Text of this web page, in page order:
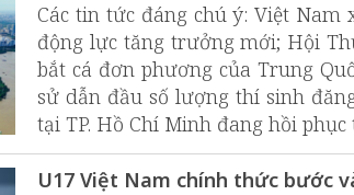
Các tin tức đáng chú ý: Việt Nam
động lực tăng trưởng mới; Hội
bắt cá đơn phương của Trung
sử dẫn đầu số lượng thí sinh
tại TP. Hồ Chí Minh đang hồi phục
U17 Việt Nam chính thức bước